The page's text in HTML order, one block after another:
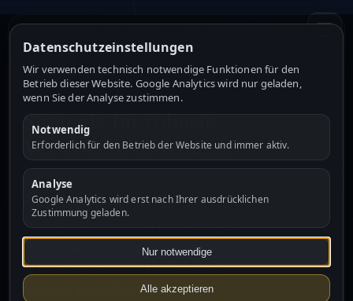
☰
Strategie für robuste
Vermögensstrukturen.
Private Exit ist die strategische
Fundamentmarke für robuste
Vermögensstrukturen. Sie hilft, Vermögen
nicht nur aufzubauen, sondern strukturiert
zu denken. Quantitative Diversifikation
betrachtet Breite, Gewichtung und
Datenschutzeinstellungen
Wir verwenden technisch notwendige Funktionen für den
Betrieb dieser Website. Google Analytics wird nur geladen,
wenn Sie der Analyse zustimmen.
Notwendig
Erforderlich für den Betrieb der Website und immer aktiv.
Analyse
Google Analytics wird erst nach Ihrer ausdrücklichen
Zustimmung geladen.
Nur notwendige
Alle akzeptieren